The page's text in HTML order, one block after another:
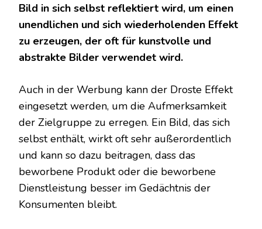
Bild in sich selbst reflektiert wird, um einen
unendlichen und sich wiederholenden Effekt
zu erzeugen, der oft für kunstvolle und
abstrakte Bilder verwendet wird.
Auch in der Werbung kann der Droste Effekt
eingesetzt werden, um die Aufmerksamkeit
der Zielgruppe zu erregen. Ein Bild, das sich
selbst enthält, wirkt oft sehr außerordentlich
und kann so dazu beitragen, dass das
beworbene Produkt oder die beworbene
Dienstleistung besser im Gedächtnis der
Konsumenten bleibt.